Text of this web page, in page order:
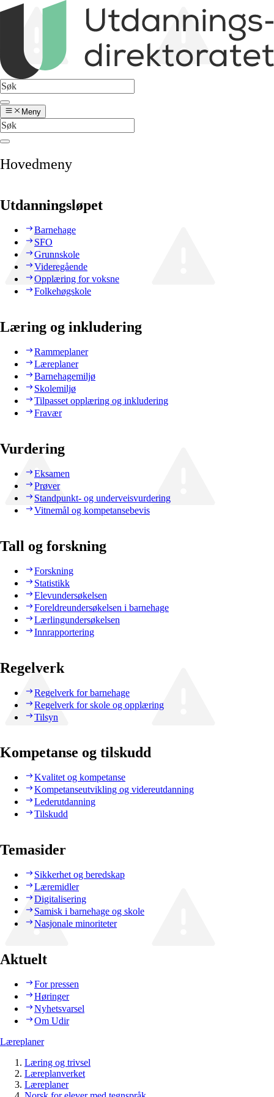
Meny
Hovedmeny
Utdanningsløpet
Barnehage
SFO
Grunnskole
Videregående
Opplæring for voksne
Folkehøgskole
Læring og inkludering
Rammeplaner
Læreplaner
Barnehagemiljø
Skolemiljø
Tilpasset opplæring og inkludering
Fravær
Vurdering
Eksamen
Prøver
Standpunkt- og underveisvurdering
Vitnemål og kompetansebevis
Tall og forskning
Forskning
Statistikk
Elevundersøkelsen
Foreldreundersøkelsen i barnehage
Lærlingundersøkelsen
Innrapportering
Regelverk
Regelverk for barnehage
Regelverk for skole og opplæring
Tilsyn
Kompetanse og tilskudd
Kvalitet og kompetanse
Kompetanseutvikling og videreutdanning
Lederutdanning
Tilskudd
Temasider
Sikkerhet og beredskap
Læremidler
Digitalisering
Samisk i barnehage og skole
Nasjonale minoriteter
Aktuelt
For pressen
Høringer
Nyhetsvarsel
Om Udir
Læreplaner
Læring og trivsel
Læreplanverket
Læreplaner